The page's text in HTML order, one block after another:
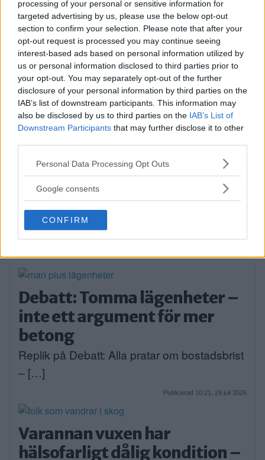
processing of your personal or sensitive information for
targeted advertising by us, please use the below opt-out
section to confirm your selection. Please note that after your
opt-out request is processed you may continue seeing
interest-based ads based on personal information utilized by
us or personal information disclosed to third parties prior to
your opt-out. You may separately opt-out of the further
disclosure of your personal information by third parties on the
IAB’s list of downstream participants. This information may
also be disclosed by us to third parties on the IAB’s List of
Downstream Participants that may further disclose it to other
Please note that this website/app uses one or more Google
not limited to your visit or usage behaviour. You may click to
use your data for below specified purposes in below Google
consent section.
Personal Data Processing Opt Outs
Google consents
CONFIRM
Debatt: C: Så förvandlar vi
Strandvägen till en grön oas
DEBATT. Strandvägen är i dag en av
Stockholms […]
Publicerad 07:01, 31 juli 2026
Man anhållen efter våldsdåd i
villa
På torsdagsmorgonen grep polisen en man
som tagit […]
Debatt: Tomma lägenheter –
inte ett argument för mer
betong
Replik på Debatt: Alla pratar om bostadsbrist
– […]
Publicerad 10:21, 29 juli 2026
Varannan vuxen har
hälsofarligt dålig kondition –